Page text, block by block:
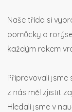
Naše třída si
pomůcky o
každým rokem
Připravovali jsme
z nás měl zjistit
Hledali jsme v